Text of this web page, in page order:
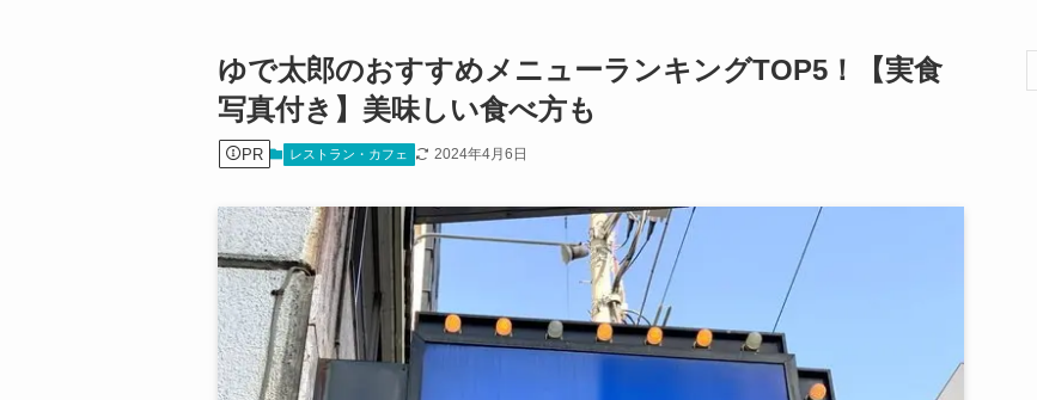
ゆで太郎のおすすめメニューランキングTOP5！【実食
写真付き】美味しい食べ方も
PR レストラン・カフェ 2024年4月6日